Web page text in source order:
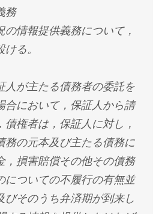
務
情報提供義務について，
る。
が主たる債務者の委託を
合において，保証人から請
権者は，保証人に対し，
務の元本及び主たる債務に
，損害賠償その他その債務
についての不履行の有無並
びそのうち弁済期が到来し